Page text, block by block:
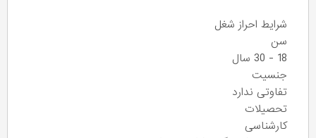
شرایط احراز شغل
سن
18 - 30 سال
جنسیت
تفاوتی ندارد
تحصیلات
کارشناسی